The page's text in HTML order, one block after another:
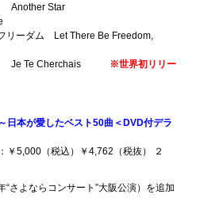
Star
ーダム Let There Be Freedom,
Te Cherchais ※世界初リリー
日本が愛したベスト50曲＜DVD付デラ
（税込）￥4,762（税抜） ２
よならコンサート”大阪公演）を追加